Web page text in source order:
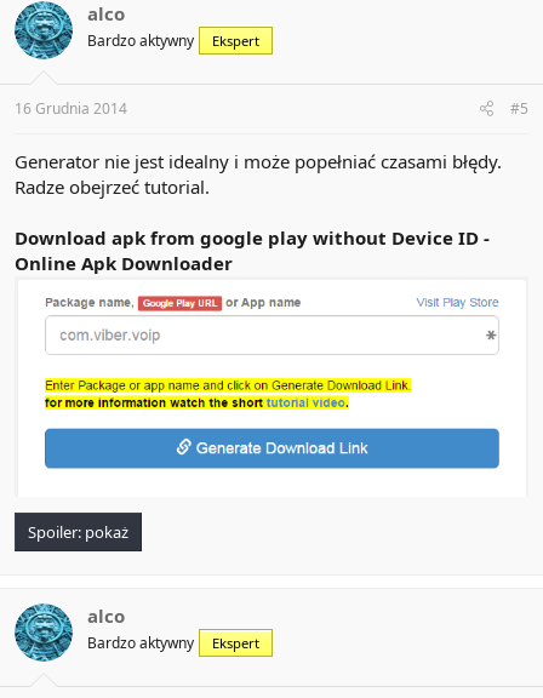
alco
Bardzo aktywny Ekspert
16 Grudnia 2014 #5
Generator nie jest idealny i może popełniać czasami błędy.
Radze obejrzeć tutorial.
Download apk from google play without Device ID -
Online Apk Downloader
Spoiler: pokaż
alco
Bardzo aktywny Ekspert